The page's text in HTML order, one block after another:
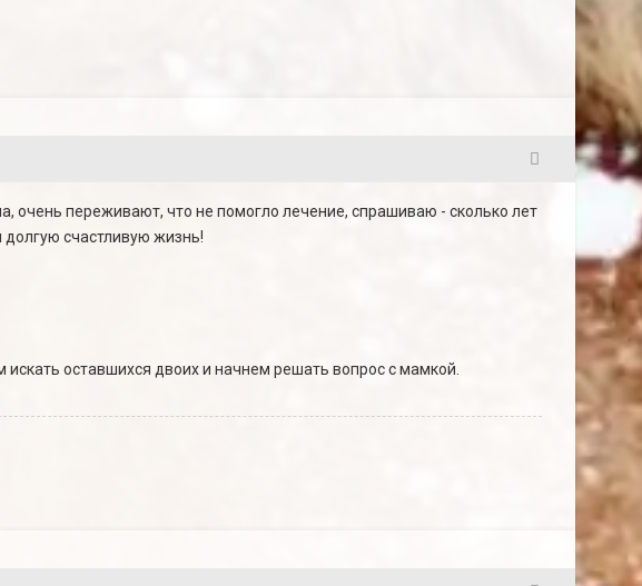
очень переживают, что не помогло лечение, спрашиваю - сколько лет
счастливую жизнь!
оставшихся двоих и начнем решать вопрос с мамкой.